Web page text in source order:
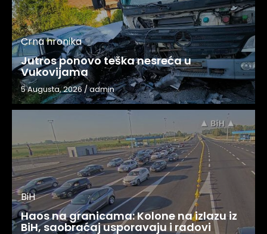
Crna hronika
Jutros ponovo teška nesreća u
Vukovijama
5 Augusta, 2026/admin
BiH
Haos na granicama: Kolone na izlazu iz
BiH, saobraćaj usporavaju i radovi